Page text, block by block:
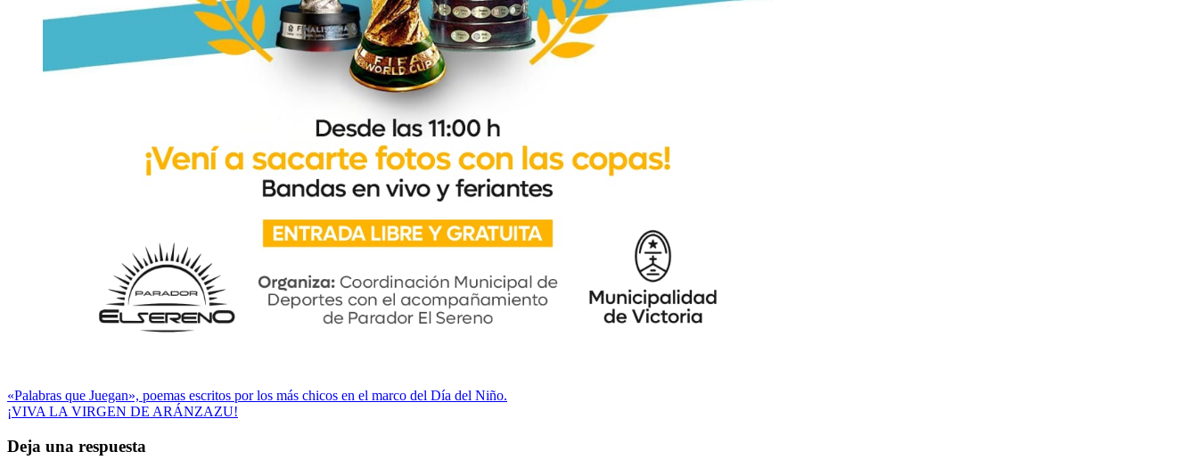
Navegación
de
entradas
«Palabras que Juegan», poemas escritos por los más chicos en el marco del Día del Niño.
¡VIVA LA VIRGEN DE ARÁNZAZU!
Deja una respuesta